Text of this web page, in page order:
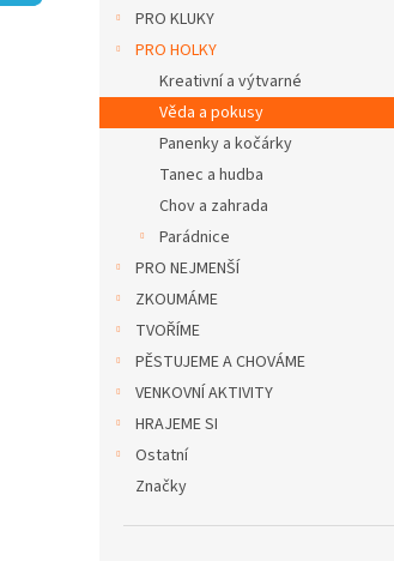
PRO KLUKY
PRO HOLKY
Kreativní a výtvarné
Věda a pokusy
Panenky a kočárky
Tanec a hudba
Chov a zahrada
Parádnice
PRO NEJMENŠÍ
ZKOUMÁME
TVOŘÍME
PĚSTUJEME A CHOVÁME
VENKOVNÍ AKTIVITY
HRAJEME SI
Ostatní
Značky